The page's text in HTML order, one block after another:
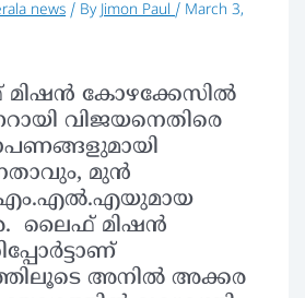
news / ByJimon Paul / March 3,
കോഴക്കേസില്‍
വിജയനെതിരെ
മുന്‍
എം.എല്‍.എയുമായ
ലൈഫ് മിഷന്‍
അനില്‍ അക്കര